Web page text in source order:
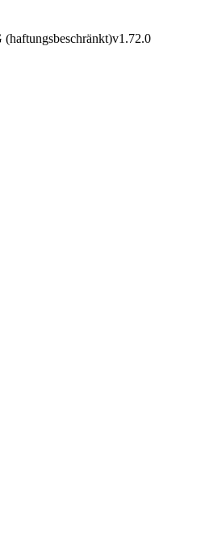
v1.72.0